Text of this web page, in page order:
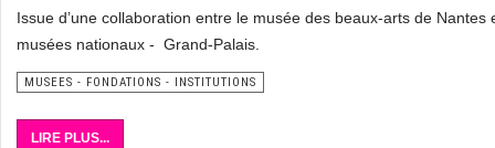
Issue d’une collaboration entre le musée des beaux-arts de
musées nationaux - Grand-Palais.
MUSEES - FONDATIONS - INSTITUTIONS
LIRE PLUS...